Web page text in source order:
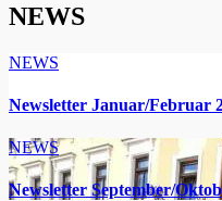
NEWS
NEWS
Newsletter Januar/Februar
NEWS
Newsletter September/